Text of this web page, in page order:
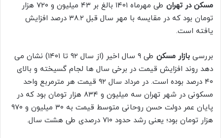
مسکن در تهران
طی مهرماه ۱۴۰۱ بالغ بر ۴۳ میلیون و ۷۲۰ هزار
تومان بود که در مقایسه با مهر سال قبل ۳۸.۲ درصد افزایش
یافته است.
بررسی بازار مسکن
طی ۹ سال اخیر (از سال ۹۲ تا ۱۴۰۱) نشان می
دهد روند افزایش قیمت در برخی سال ها لجام گسیخته و بالای
۴۰ درصد بوده است. در مرداد سال ۹۲ قیمت هر مترمربع واحد
مسکونی در شهر تهران سه میلیون و ۸۳۴ هزار تومان بود که در
پایان عمر دولت حسن روحانی متوسط قیمت به ۳۰ میلیون و ۹۷۰
هزار تومان بود؛ یعنی رشد حدود ۷۱۰ درصدی طی هشت سال.